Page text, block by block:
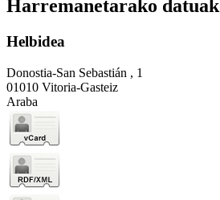
Harremanetarako datuak
Helbidea
Donostia-San Sebastián , 1
01010 Vitoria-Gasteiz
Araba